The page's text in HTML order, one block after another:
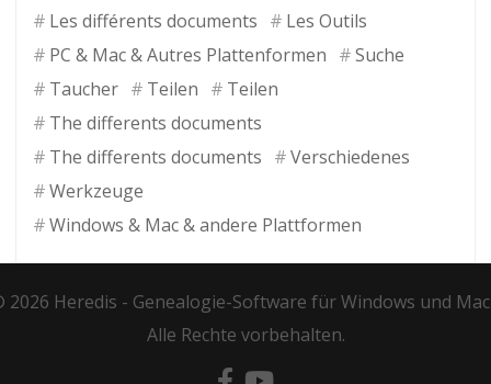
Les différents documents
Les Outils
PC & Mac & Autres Plattenformen
Suche
Taucher
Teilen
Teilen
The differents documents
The differents documents
Verschiedenes
Werkzeuge
Windows & Mac & andere Plattformen
2026 Heredis - Genealogie-Software für Windows und Mac
Alle Rechte vorbehalten.